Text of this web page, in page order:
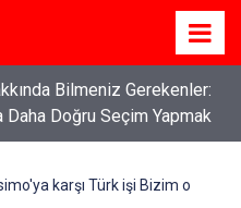
Bilmeniz Gerekenler:
Daha Doğru Seçim Yapmak
karşı Türk işi Bizim o